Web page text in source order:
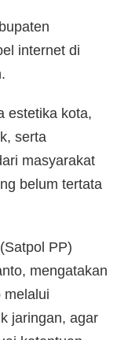
internet di
estetika kota,
serta
masyarakat
belum tertata
PP)
mengatakan
melalui
jaringan, agar